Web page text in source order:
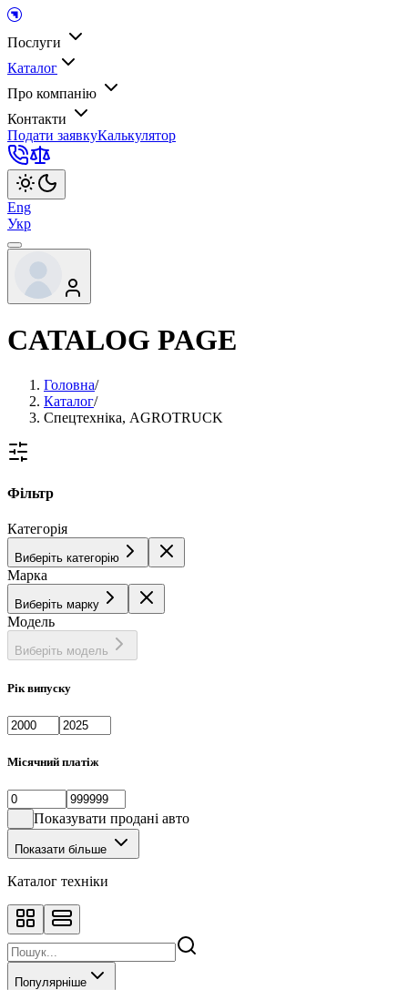
Послуги
Каталог
Про компанію
Контакти
Подати заявкуКалькулятор
Eng
Укр
CATALOG PAGE
Головна/
Каталог/
Спецтехніка, AGROTRUCK
Фільтр
Категорія
Виберіть категорію
Марка
Виберіть марку
Модель
Виберіть модель
Рік випуску
Місячний платіж
Показувати продані авто
Показати більше
Каталог техніки
Популярніше